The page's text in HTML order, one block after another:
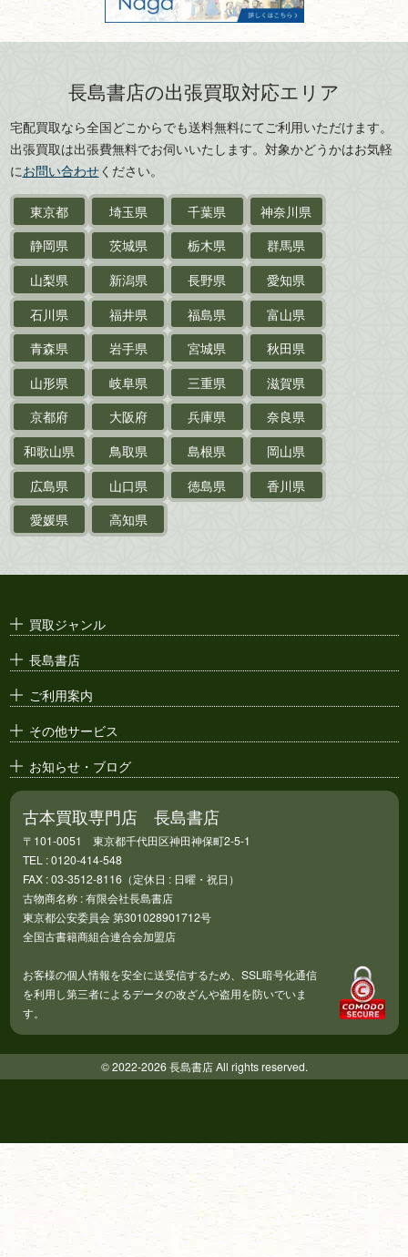
版画・リトグラフ・
刀剣・鎧・甲冑
武道書・武術書
近代文学・
サイン色紙
作家草稿・原稿・肉筆物
探偵小説・推理小説
乗物
鉄道・
電車・バス
戦前・戦中の紙物・資料
絵葉書
支那・満洲・朝鮮・
台湾関係古資料
ポスター・チラシ・
兵庫県
奈良県
島根県
岡山県
徳島県
香川県
愛媛県
長島書店の出張買取対応エリア
宅配買取なら全国どこからでも送料無料にてご利用いただけます。
出張買取は出張費無料でお伺いいたします。対象かどうかはお気軽
にお問い合わせください。
東京都 埼玉県 千葉県
神奈川県
静岡県
茨城県 栃木県
群馬県
山梨県
新潟県 長野県
愛知県
石川県
福井県 福島県
富山県
青森県
岩手県 宮城県
秋田県
山形県
岐阜県 三重県
滋賀県
京都府
大阪府 兵庫県
奈良県
和歌山県
鳥取県 島根県
岡山県
広島県
山口県 徳島県
香川県
愛媛県
高知県
買取ジャンル
長島書店
ご利用案内
その他サービス
お知らせ・ブログ
古本買取専門店 長島書店
〒101-0051 東京都千代田区神田神保町2-5-1
TEL : 0120-414-548
FAX : 03-3512-8116（定休日 : 日曜・祝日）
古物商名称 : 有限会社長島書店
東京都公安委員会 第301028901712号
全国古書籍商組合連合会加盟店
お客様の個人情報を安全に送受信するため、SSL暗号化通信
を利用し第三者によるデータの改ざんや盗用を防いでいま
す。
© 2022-2026 長島書店 All rights reserved.